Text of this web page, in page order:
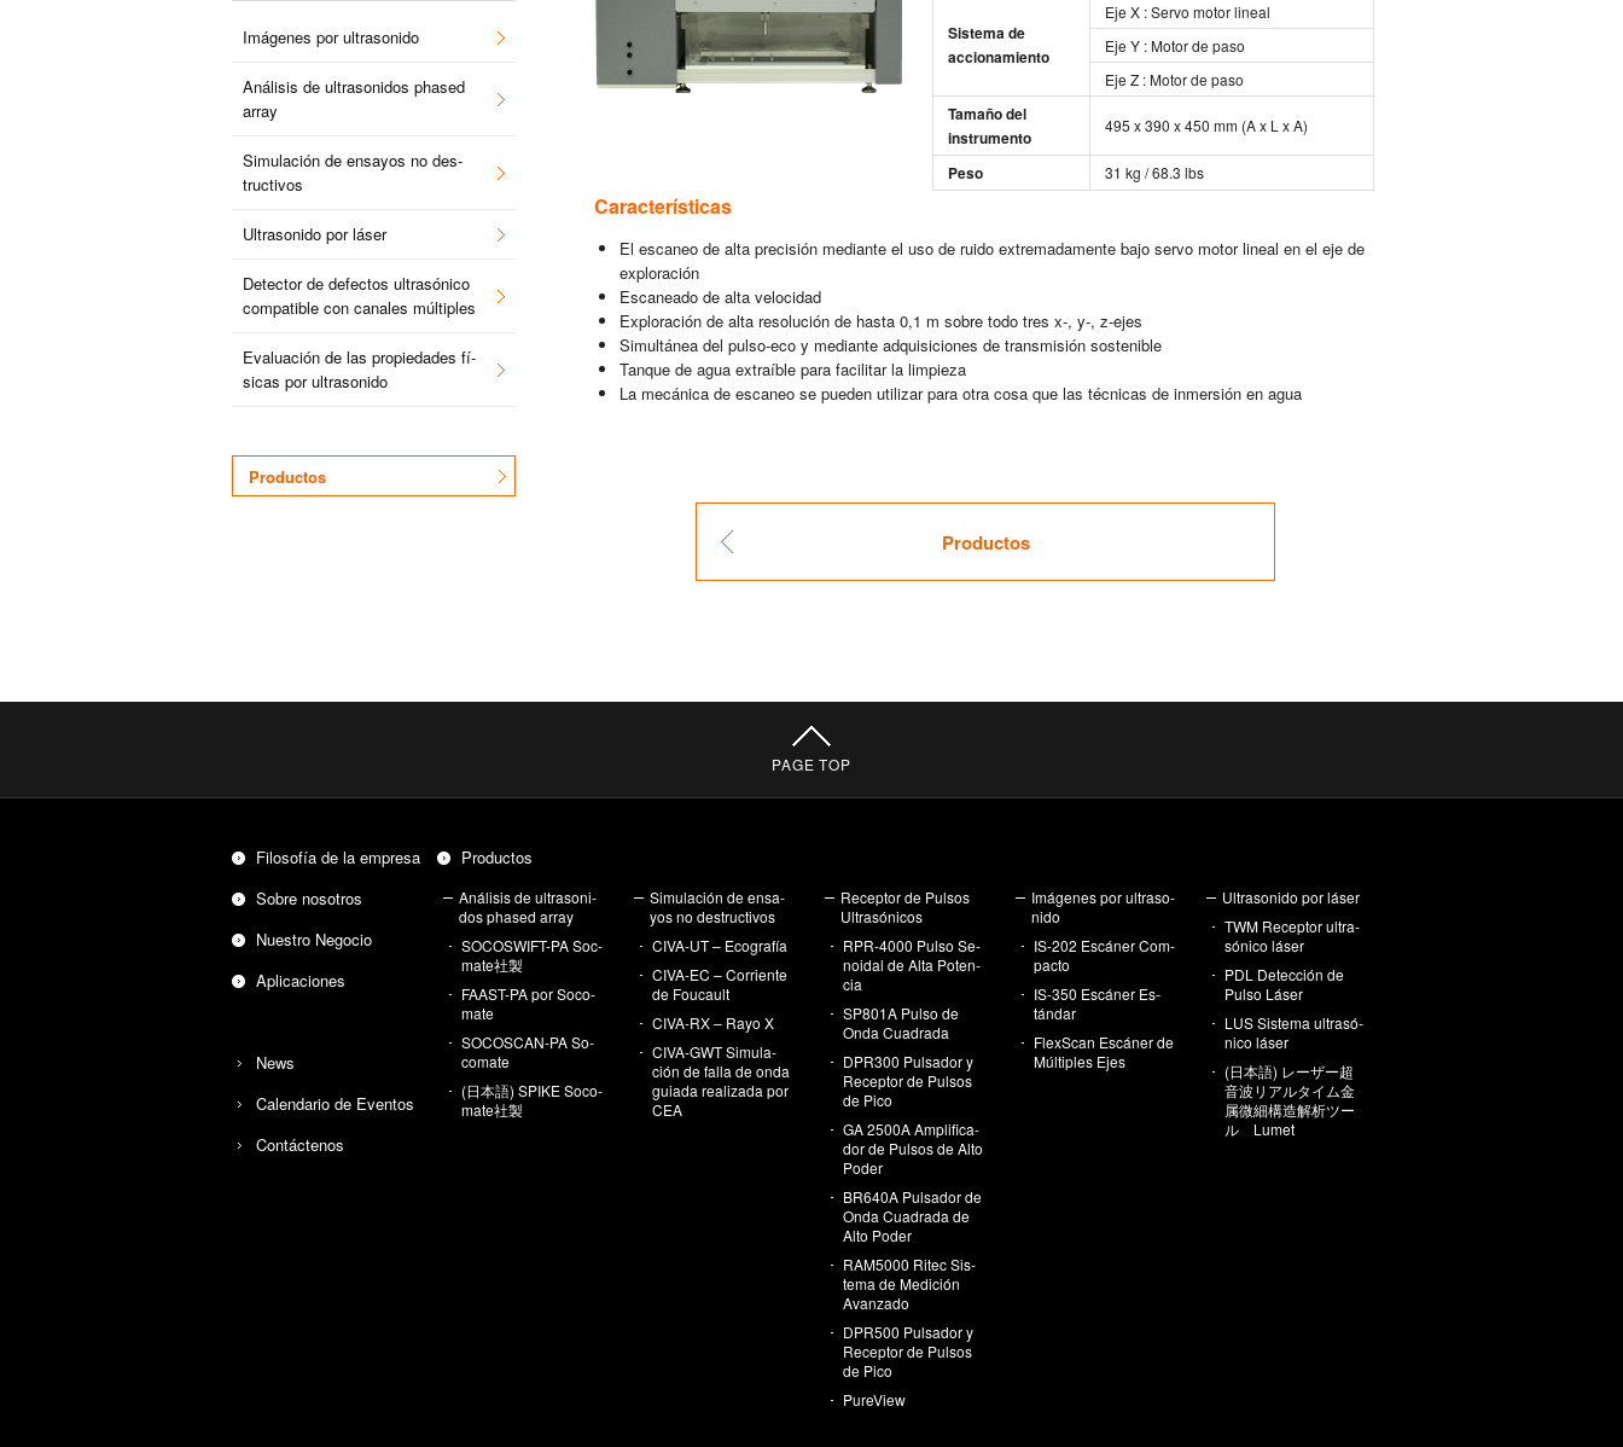
Sis­te­ma de
ac­cio­na­mien­to
Eje X : Servo motor li­neal
Eje Y : Motor de paso
Eje Z : Motor de paso
Ta­ma­ño del
ins­tru­men­to
495 x 390 x 450 mm (A x L x A)
Peso 31 kg / 68.3 lbs
Ca­rac­te­rís­ti­cas
El es­ca­neo de alta pre­ci­sión me­dian­te el uso de ruido ex­tre­ma­da­men­te bajo servo motor li­neal en el eje de
ex­plo­ra­ción
Es­ca­nea­do de alta ve­lo­ci­dad
Ex­plo­ra­ción de alta re­so­lu­ción de hasta 0,1 m sobre todo tres x-, y-, z-ejes
Si­mul­tá­nea del pul­so-eco y me­dian­te ad­qui­si­cio­nes de trans­mi­sión sos­te­ni­ble
Tan­que de agua ex­tra­íble para fa­ci­li­tar la lim­pie­za
La me­cá­ni­ca de es­ca­neo se pue­den uti­li­zar para otra cosa que las téc­ni­cas de in­mer­sión en agua
Pro­duc­tos
Imá­ge­nes por ul­tra­so­ni­do
Aná­li­sis de ul­tra­so­ni­dos pha­sed
array
Si­mu­la­ción de en­sa­yos no des­
truc­ti­vos
Ul­tra­so­ni­do por láser
De­tec­tor de de­fec­tos ul­tra­só­ni­co
com­pa­ti­ble con ca­na­les múl­ti­ples
Eva­lua­ción de las pro­pie­da­des fí­
si­cas por ul­tra­so­ni­do
Pro­duc­tos
PAGE TOP
Fi­lo­so­fía de la em­pre­sa
Sobre no­so­tros
Nues­tro Ne­go­cio
Apli­ca­cio­nes
News
Ca­len­da­rio de Even­tos
Con­tác­te­nos
Pro­duc­tos
Aná­li­sis de ul­tra­so­ni­
dos pha­sed array
SO­COS­WIFT-PA Soc­
ma­te社製
FAAST-PA por So­co­
ma­te
SO­COS­CAN-PA So­
co­ma­te
(日本語) SPIKE So­co­
ma­te社製
Si­mu­la­ción de en­sa­
yos no des­truc­ti­vos
CI­VA-UT – Eco­gra­fía
CI­VA-EC – Co­rrien­te
de Fou­cault
CI­VA-RX – Rayo X
CI­VA-GWT Si­mu­la­
ción de falla de onda
guia­da rea­li­za­da por
CEA
Re­cep­tor de Pul­sos
Ul­tra­só­ni­cos
RPR-4000 Pulso Se­
noi­dal de Alta Po­ten­
cia
SP801A Pulso de
Onda Cua­dra­da
DPR300 Pul­sa­dor y
Re­cep­tor de Pul­sos
de Pico
GA 2500A Am­pli­fi­ca­
dor de Pul­sos de Alto
Poder
BR640A Pul­sa­dor de
Onda Cua­dra­da de
Alto Poder
RA­M5000 Ritec Sis­
te­ma de Me­di­ción
Avan­za­do
DPR500 Pul­sa­dor y
Re­cep­tor de Pul­sos
de Pico
Pu­re­View
Imá­ge­nes por ul­tra­so­
ni­do
IS-202 Es­cá­ner Com­
pac­to
IS-350 Es­cá­ner Es­
tán­dar
FlexS­can Es­cá­ner de
Múl­ti­ples Ejes
Ul­tra­so­ni­do por láser
TWM Re­cep­tor ul­tra­
só­ni­co láser
PDL De­tec­ción de
Pulso Láser
LUS Sis­te­ma ul­tra­só­
ni­co láser
(日本語) レーザー超
音波リアルタイム金
属微細構造解析ツー
ル Lumet